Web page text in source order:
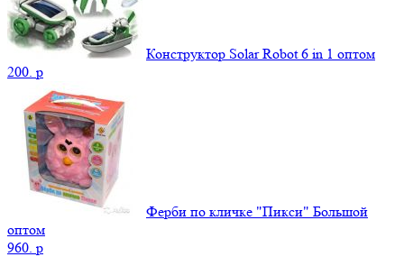
Конструктор Solar Robot 6 in 1 оптом
200. p
Ферби по кличке "Пикси" Большой
оптом
960. p